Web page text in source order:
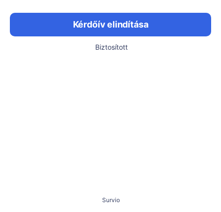
Kérdőív elindítása
Biztosított
Survio